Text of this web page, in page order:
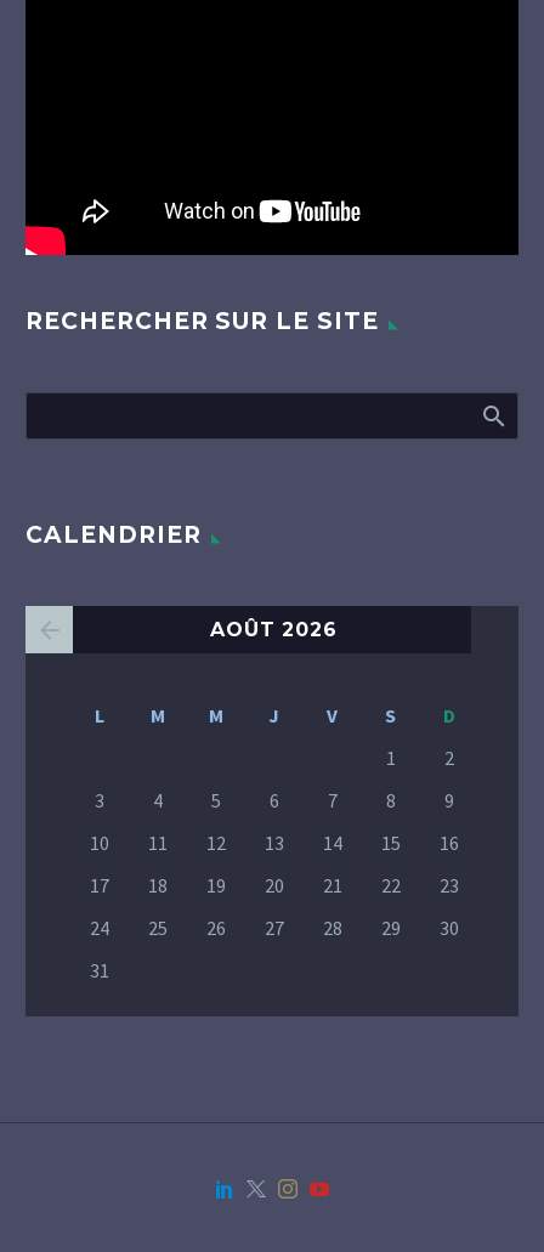
RECHERCHER SUR LE SITE
CALENDRIER
AOÛT 2026
L M M J V S
D
1
2
3
4 5 6 7 8
9
10
11 12 13 14 15
16
17
18 19 20 21 22
23
24
25 26 27 28 29
30
31